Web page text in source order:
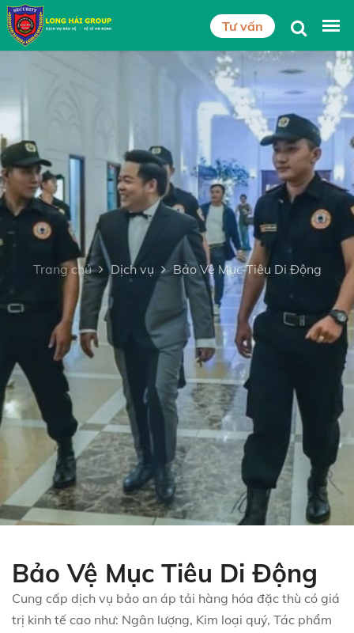
Tư vấn
Trang chủ Dịch vụ Bảo Vệ Mục Tiêu Di Động
Bảo Vệ Mục Tiêu Di Động
Cung cấp dịch vụ bảo an áp tải hàng hóa đặc thù có giá
trị kinh tế cao như: Ngân lượng, Kim loại quý, Tác phẩm